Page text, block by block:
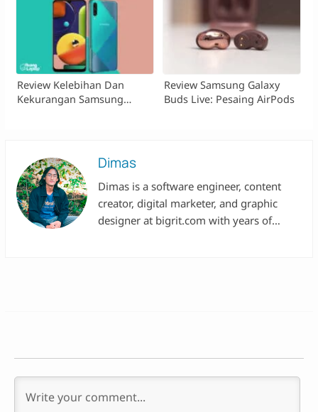
Review Kelebihan Dan
Kekurangan Samsung
Review Samsung Galaxy
Buds Live: Pesaing AirPods
Dimas
Dimas is a software engineer, content
creator, digital marketer, and graphic
designer at bigrit.com with years of